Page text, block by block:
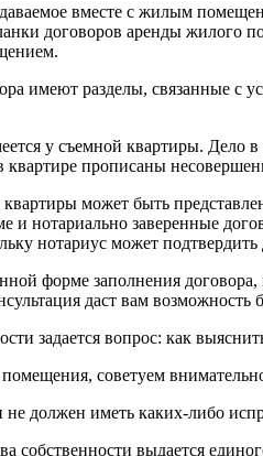
вместе с жилым
договоров аренды жилого
имеют разделы, связанные с
у съемной квартиры.
прописаны
может быть
нотариально заверенные
нотариус может
форме заполнения
даст вам
задается вопрос: как
советуем
должен иметь каких-либо
собственности выдается